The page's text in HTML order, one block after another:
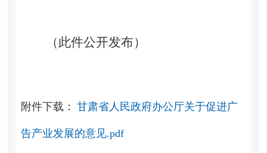
（此件公开发布）
附件下载： 甘肃省人民政府办公厅关于促进广
告产业发展的意见.pdf